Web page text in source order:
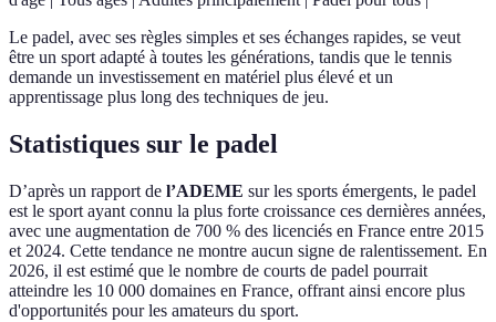
Le padel, avec ses règles simples et ses échanges rapides, se veut
être un sport adapté à toutes les générations, tandis que le tennis
demande un investissement en matériel plus élevé et un
apprentissage plus long des techniques de jeu.
Statistiques sur le padel
D’après un rapport de l’ADEME sur les sports émergents, le padel
est le sport ayant connu la plus forte croissance ces dernières années,
avec une augmentation de 700 % des licenciés en France entre 2015
et 2024. Cette tendance ne montre aucun signe de ralentissement. En
2026, il est estimé que le nombre de courts de padel pourrait
atteindre les 10 000 domaines en France, offrant ainsi encore plus
d'opportunités pour les amateurs du sport.